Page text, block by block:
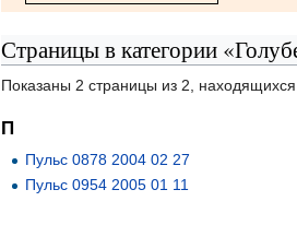
Страницы в категории
Показаны 2 страницы из 2,
П
Пульс 0878 2004 02 27
Пульс 0954 2005 01 11